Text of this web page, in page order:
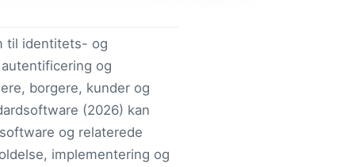
til identitets- og
og
borgere, kunder og
(2026) kan
og relaterede
implementering og